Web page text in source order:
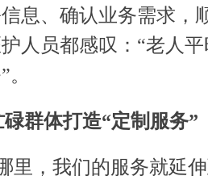
息、确认业务需求，
人员都感叹：“老人
群体打造“定制服务”
里，我们的服务就延